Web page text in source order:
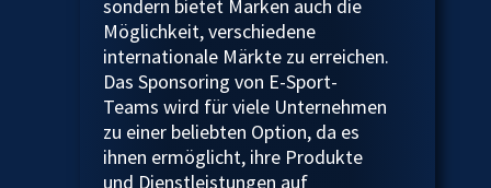
sondern bietet Marken auch die
Möglichkeit, verschiedene
internationale Märkte zu erreichen.
Das Sponsoring von E-Sport-
Teams wird für viele Unternehmen
zu einer beliebten Option, da es
ihnen ermöglicht, ihre Produkte
und Dienstleistungen auf